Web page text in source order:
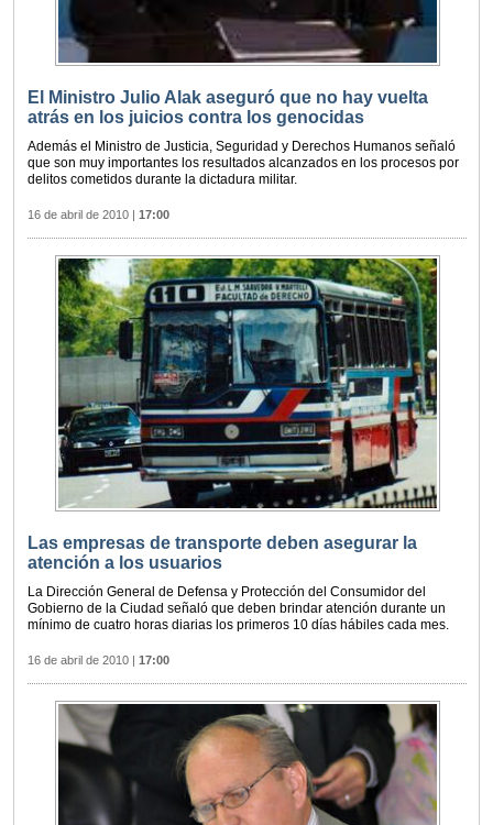
El Ministro Julio Alak aseguró que no hay vuelta
atrás en los juicios contra los genocidas
Además el Ministro de Justicia, Seguridad y Derechos Humanos señaló
que son muy importantes los resultados alcanzados en los procesos por
delitos cometidos durante la dictadura militar.
16 de abril de 2010 | 17:00
Las empresas de transporte deben asegurar la
atención a los usuarios
La Dirección General de Defensa y Protección del Consumidor del
Gobierno de la Ciudad señaló que deben brindar atención durante un
mínimo de cuatro horas diarias los primeros 10 días hábiles cada mes.
16 de abril de 2010 | 17:00